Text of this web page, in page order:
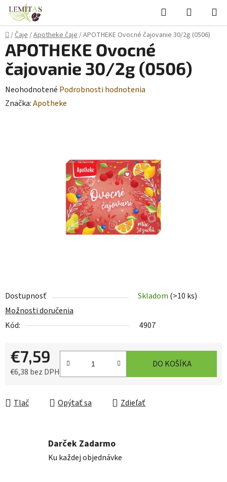
Prejsť
obsah
Hľadať
KOŠÍK
Domov
/Čaje/Apotheke čaje/APOTHEKE Ovocné čajovanie 30/2g (0506)
Dostupnosť Skladom (>10 ks)
Možnosti doručenia
Kód:
4907
€7,59
€6,38 bez DPH
DO KOŠÍKA
Tlač Opýtať sa Zdieľať
APOTHEKE Ovocné
čajovanie 30/2g (0506)
Priemerné
hodnotenie
Neohodnotené Podrobnosti hodnotenia
Značka:Apotheke
Darček Zadarmo
Ku každej objednávke